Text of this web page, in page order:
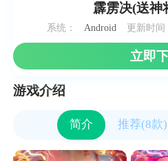
霹雳决(送神
系统： Android 更新时间
立即
游戏介绍
简介 推荐(8款)